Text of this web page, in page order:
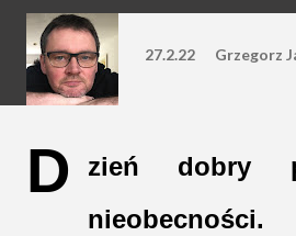
27.2.22 Grzegorz
D
zień dobry
nieobecności.